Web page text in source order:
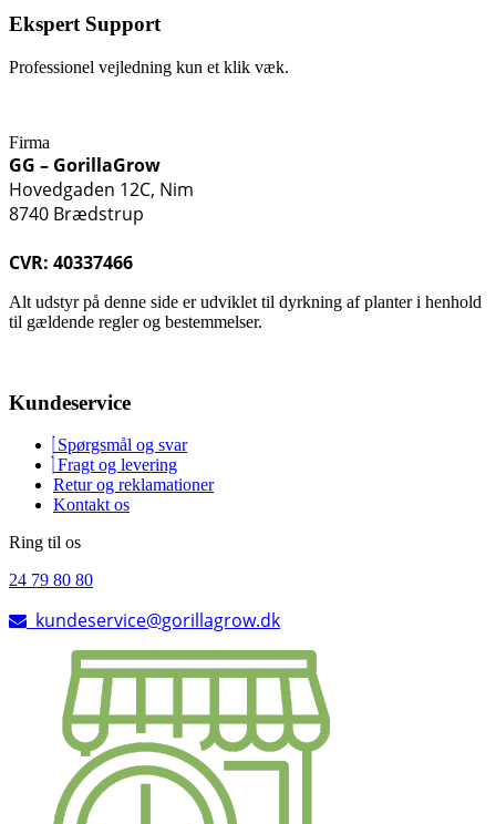
Ekspert Support
Professionel vejledning kun et klik væk.
Firma
GG – GorillaGrow
Hovedgaden 12C, Nim
8740 Brædstrup
CVR: 40337466
Alt udstyr på denne side er udviklet til dyrkning af planter i henhold
til gældende regler og bestemmelser.
Kundeservice
Spørgsmål og svar
Fragt og levering
Retur og reklamationer
Kontakt os
Ring til os
24 79 80 80
kundeservice@gorillagrow.dk